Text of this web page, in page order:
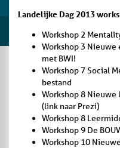
Landelijke Dag 2013
Workshop 2
Workshop 3 Nieuwe
met BWI!
Workshop 7 Social
bestand
Workshop 8
(link naar Prezi)
Workshop 8
Workshop 9 De
Workshop 10